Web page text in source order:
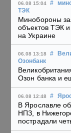
06.08 15:04 #
ТЭК
Минобороны
объектов ТЭК и
на Украине
06.08 13:18 #
Озонбанк
Озон банка и
06.08 12:48 #
В Ярославле
НПЗ, в
пострадали